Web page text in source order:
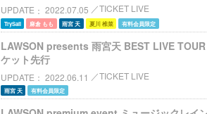
UPDATE 2022.07.05 TICKET LIVE
TrySail 麻倉 もも 雨宮 天 夏川 椎菜 有料会員限定
LAWSON presents 雨宮天 BEST LIVE
ケット先行
UPDATE 2022.06.11 TICKET LIVE
雨宮 天 有料会員限定